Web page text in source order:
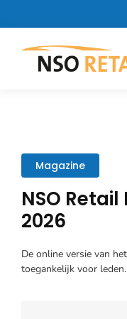
Magazine
NSO
2026
De online versie van
toegankelijk voor leden.